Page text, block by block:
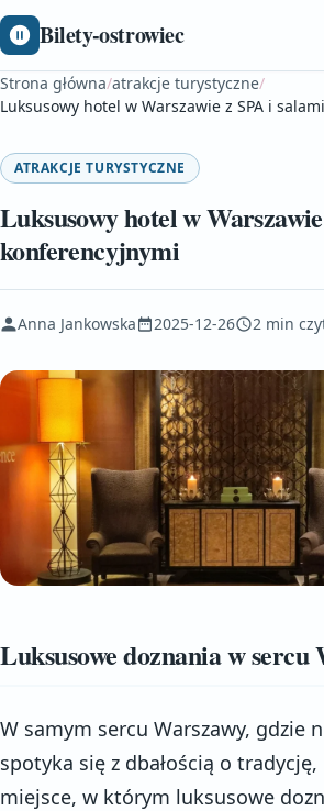
Bilety-ostrowiec
Strona główna/atrakcje turystyczne/
Luksusowy hotel w Warszawie z SPA i
ATRAKCJE TURYSTYCZNE
Luksusowy hotel w
konferencyjnymi
Anna Jankowska 2025-12-26 2 min
Luksusowe doznania w sercu
W samym sercu Warszawy, gdzie
spotyka się z dbałością o
miejsce, w którym luksusowe